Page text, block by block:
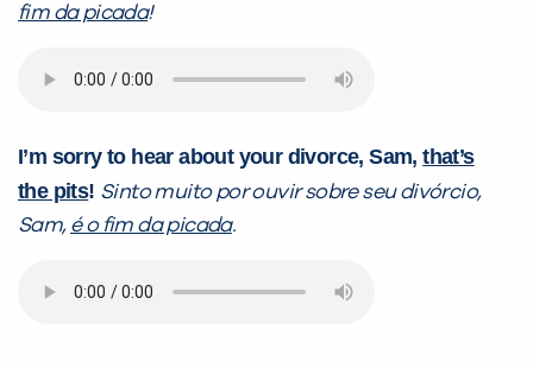
fim da picada!
I’m sorry to hear about your divorce, Sam,that’s
the pits! Sinto muito por ouvir sobre seu divórcio,
Sam, é o fim da picada.